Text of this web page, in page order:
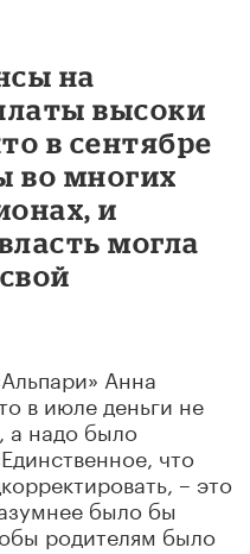
на
высоки
в сентябре
во многих
и
могла
Анна
в июле деньги не
а надо было
что
– это
было бы
родителям было